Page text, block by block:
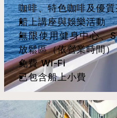
咖啡、特色咖啡及優
船上講座與娛樂活動
無限使用健身中心、
放鬆區（依營業時間）
免費 Wi-Fi
已包含船上小費